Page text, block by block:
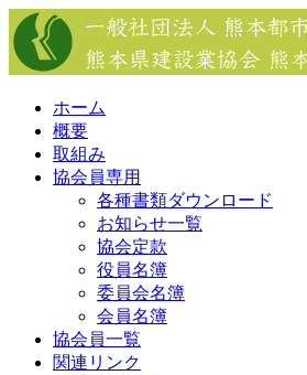
Skip
to
content
ホーム
概要
取組み
協会員専用
各種書類ダウンロード
お知らせ一覧
協会定款
役員名簿
委員会名簿
会員名簿
協会員一覧
関連リンク